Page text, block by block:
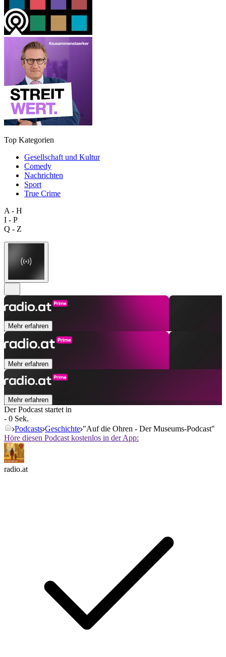
Top Kategorien
Gesellschaft und Kultur
Comedy
Nachrichten
Sport
True Crime
A - H
I - P
Q - Z
Mehr erfahren
Mehr erfahren
Mehr erfahren
Der Podcast startet in
- 0 Sek.
Podcasts Geschichte "Auf die Ohren - Der Museums-Podcast"
Höre diesen Podcast kostenlos in der App:
radio.at